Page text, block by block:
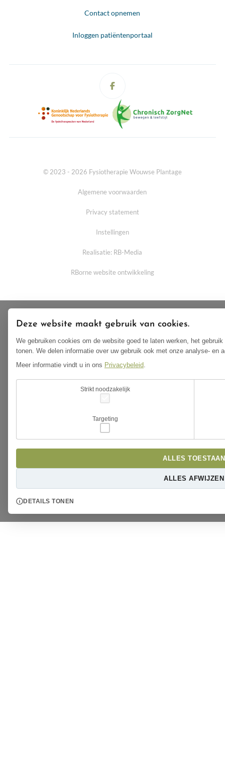
Contact opnemen
Inloggen patiëntenportaal
© 2023 - 2026 Fysiotherapie Wouwse Plantage
Algemene voorwaarden
Privacy statement
Instellingen
Realisatie: RB-Media
RBorne website ontwikkeling
Deze website maakt gebruik van cookies.
We gebruiken cookies om de website goed te laten werken, het
tonen. We delen informatie over uw gebruik ook met onze analyse- en
Meer informatie vindt u in ons Privacybeleid.
Strikt noodzakelijk
Targeting
ALLES TOESTAAN
ALLES AFWIJZEN
DETAILS TONEN